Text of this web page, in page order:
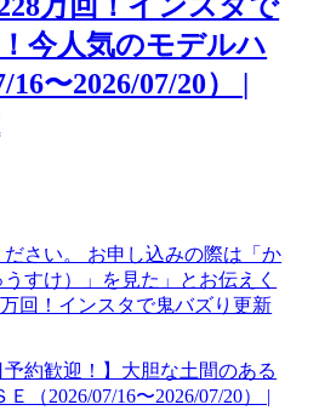
今人気のモデルハ
〜2026/07/20） |
さい。 お申し込みの際は「か
すけ）」を見た」とお伝えく
回！インスタで鬼バズり更新